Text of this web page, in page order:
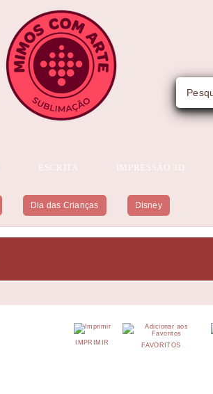
ESCRITA IMPRESSÃO 3D
Dia das Crianças Disney
FAVORITOS
IMPRIMIR